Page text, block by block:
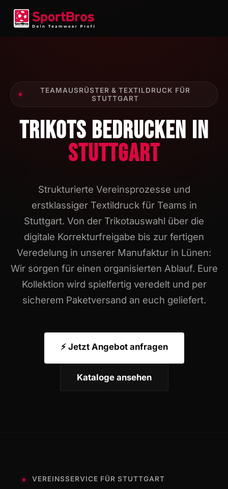
TEAMAUSRÜSTER & TEXTILDRUCK FÜR
STUTTGART
TRIKOTS BEDRUCKEN IN
STUTTGART
Strukturierte Vereinsprozesse und
erstklassiger Textildruck für Teams in
Stuttgart. Von der Trikotauswahl über die
digitale Korrekturfreigabe bis zur fertigen
Veredelung in unserer Manufaktur in Lünen:
Wir sorgen für einen organisierten Ablauf. Eure
Kollektion wird spielfertig veredelt und per
sicherem Paketversand an euch geliefert.
⚡ Jetzt Angebot anfragen
Kataloge ansehen
VEREINSSERVICE FÜR STUTTGART